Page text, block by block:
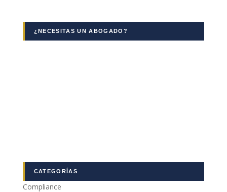
¿NECESITAS UN ABOGADO?
CATEGORÍAS
Compliance
Son
necesarias
para que
base a cómo
se usa la web.